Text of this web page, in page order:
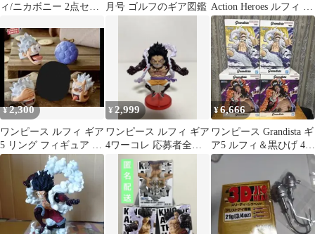
ィ/ニカボニー 2点セッ
月号 ゴルフのギア図鑑 Action Heroes ルフィ ギ
ア4
¥2,300
ワンピース ルフィ ギア
5 リング フィギュア 4
種セット フィグリング
¥ 2,999
ワンピース ルフィ ギア
4ワーコレ 応募者全員
サービス
¥6,666
ワンピース Grandista ギ
ア5 ルフィ＆黒ひげ 4点
セット フィギュア